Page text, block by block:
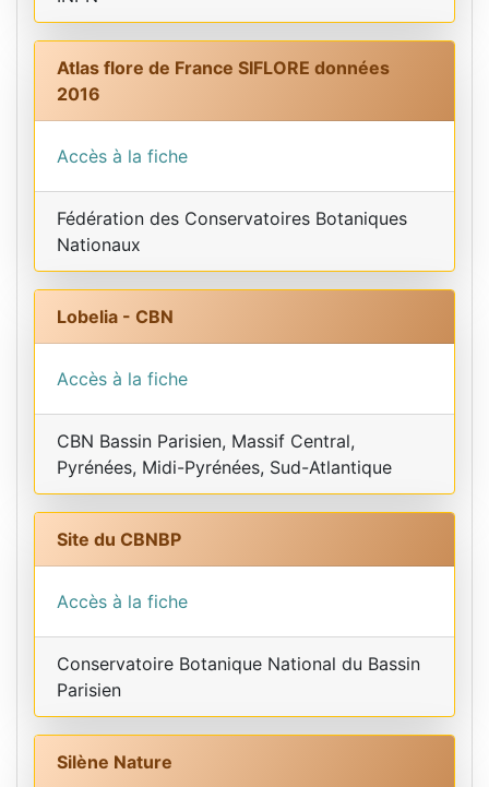
Atlas flore de France SIFLORE données
2016
Accès à la fiche
Fédération des Conservatoires Botaniques
Nationaux
Lobelia - CBN
Accès à la fiche
CBN Bassin Parisien, Massif Central,
Pyrénées, Midi-Pyrénées, Sud-Atlantique
Site du CBNBP
Accès à la fiche
Conservatoire Botanique National du Bassin
Parisien
Silène Nature